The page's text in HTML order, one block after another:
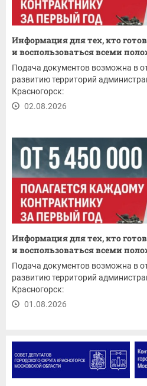
Информация для тех, кто
и воспользоваться всеми
Подача документов возможна в
развитию территорий
Красногорск:
02.08.2026
Информация для тех, кто
и воспользоваться всеми
Подача документов возможна в
развитию территорий
Красногорск:
01.08.2026